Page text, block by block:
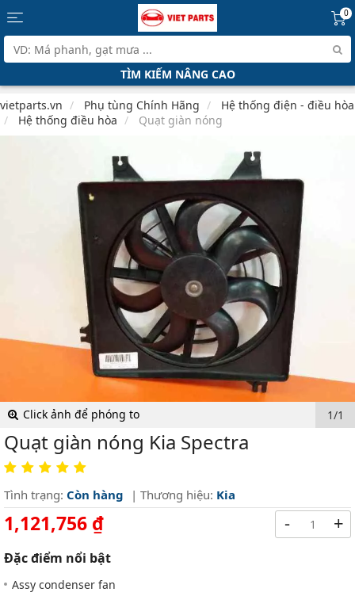
0
TÌM KIẾM NÂNG CAO
vietparts.vn Phụ tùng Chính Hãng
Hệ thống điện - điều hòa
Hệ thống điều hòa
Quạt giàn nóng
Click ảnh để phóng to 1/1
Quạt giàn nóng Kia Spectra
Tình trạng: Còn hàng | Thương hiệu: Kia
1,121,756 ₫
Đặc điểm nổi bật
Assy condenser fan
- +